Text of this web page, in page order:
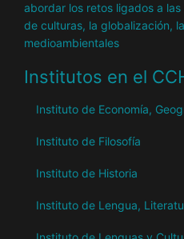
abordar los retos ligados a
de culturas, la globalización,
medioambientales
Institutos en el
Instituto de Economía,
Instituto de Filosofía
Instituto de Historia
Instituto de Lengua,